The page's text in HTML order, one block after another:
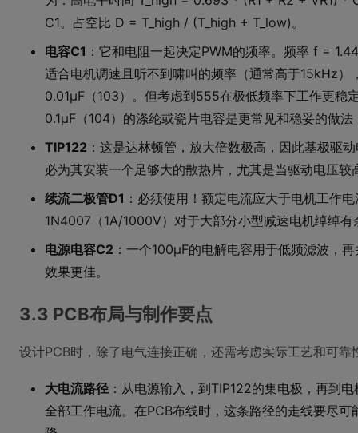
C1。占空比 D = T_high / (T_high + T_low)。
电容C1 ：它和电阻一起决定PWM的频率。频率 f =
适合电机调速且听不到啸叫的频率（通常高于15kHz）
0.01μF（103）。但考虑到555在极低频率下工作更稳
0.1μF（104）的涤纶或瓷片电容是更常见和稳妥的做
TIP122 ：这是达林顿管，放大倍数极高，因此基极驱
必为其安装一个足够大的散热片，尤其是当驱动电压
续流二极管D1 ：必须使用！额定电流应大于电机工作
1N4007（1A/1000V）对于大部分小型减速电机绰绰有
电源电容C2 ：一个100μF的电解电容用于低频滤波，
效果更佳。
3.3 PCB布局与制作要点
设计PCB时，除了电气连接正确，还需考虑实际工艺和可靠
大电流路径 ：从电源输入，到TIP122的集电极，再到
全部工作电流。在PCB布线时，这条路径的走线要尽